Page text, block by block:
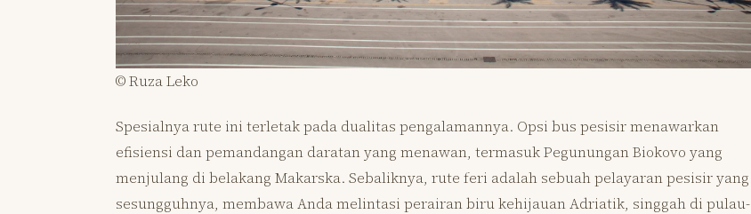
© Ruza Leko
Spesialnya rute ini terletak pada dualitas pengalamannya. Opsi bus pesisir menawarkan
efisiensi dan pemandangan daratan yang menawan, termasuk Pegunungan Biokovo yang
menjulang di belakang Makarska. Sebaliknya, rute feri adalah sebuah pelayaran pesisir yang
sesungguhnya, membawa Anda melintasi perairan biru kehijauan Adriatik, singgah di pulau-